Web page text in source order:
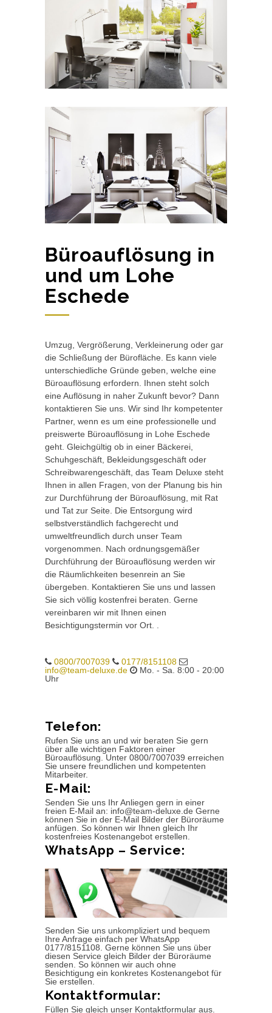
Büroauflösung in
und um Lohe
Eschede
Umzug, Vergrößerung, Verkleinerung oder gar
die Schließung der Bürofläche. Es kann viele
unterschiedliche Gründe geben, welche eine
Büroauflösung erfordern. Ihnen steht solch
eine Auflösung in naher Zukunft bevor? Dann
kontaktieren Sie uns. Wir sind Ihr kompetenter
Partner, wenn es um eine professionelle und
preiswerte Büroauflösung in Lohe Eschede
geht. Gleichgültig ob in einer Bäckerei,
Schuhgeschäft, Bekleidungsgeschäft oder
Schreibwarengeschäft, das Team Deluxe steht
Ihnen in allen Fragen, von der Planung bis hin
zur Durchführung der Büroauflösung, mit Rat
und Tat zur Seite. Die Entsorgung wird
selbstverständlich fachgerecht und
umweltfreundlich durch unser Team
vorgenommen. Nach ordnungsgemäßer
Durchführung der Büroauflösung werden wir
die Räumlichkeiten besenrein an Sie
übergeben. Kontaktieren Sie uns und lassen
Sie sich völlig kostenfrei beraten. Gerne
vereinbaren wir mit Ihnen einen
Besichtigungstermin vor Ort. .
0800/7007039
0177/8151108
info@team-deluxe.de
Mo. - Sa. 8:00 - 20:00
Uhr
Telefon:
Rufen Sie uns an und wir beraten Sie gern
über alle wichtigen Faktoren einer
Büroauflösung. Unter 0800/7007039 erreichen
Sie unsere freundlichen und kompetenten
Mitarbeiter.
E-Mail:
Senden Sie uns Ihr Anliegen gern in einer
freien E-Mail an: info@team-deluxe.de Gerne
können Sie in der E-Mail Bilder der Büroräume
anfügen. So können wir Ihnen gleich Ihr
kostenfreies Kostenangebot erstellen.
WhatsApp – Service:
Senden Sie uns unkompliziert und bequem
Ihre Anfrage einfach per WhatsApp
0177/8151108. Gerne können Sie uns über
diesen Service gleich Bilder der Büroräume
senden. So können wir auch ohne
Besichtigung ein konkretes Kostenangebot für
Sie erstellen.
Kontaktformular:
Füllen Sie gleich unser Kontaktformular aus.